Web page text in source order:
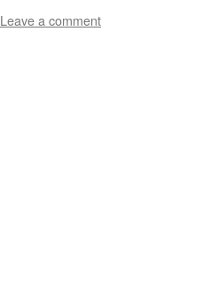
Leave a comment